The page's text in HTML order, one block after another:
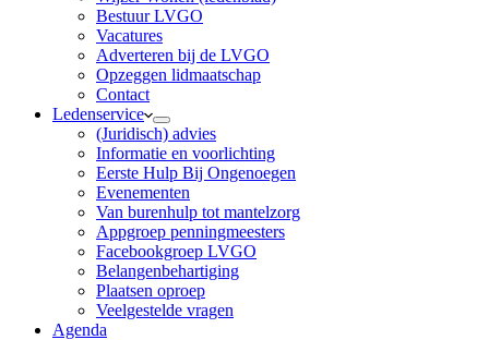
Bestuur LVGO
Vacatures
Adverteren bij de LVGO
Opzeggen lidmaatschap
Contact
Ledenservice
(Juridisch) advies
Informatie en voorlichting
Eerste Hulp Bij Ongenoegen
Evenementen
Van burenhulp tot mantelzorg
Appgroep penningmeesters
Facebookgroep LVGO
Belangenbehartiging
Plaatsen oproep
Veelgestelde vragen
Agenda